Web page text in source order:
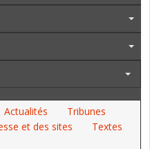
Actualités
Tribunes
et des sites
Textes